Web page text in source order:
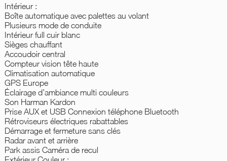
Intérieur :
Boîte automatique avec palettes au volant
Plusieurs mode de conduite
Intérieur full cuir blanc
Sièges chauffant
Accoudoir central
Compteur vision tête haute
Climatisation automatique
GPS Europe
Éclairage d’ambiance multi couleurs
Son Harman Kardon
Prise AUX et USB Connexion téléphone Bluetooth
Rétroviseurs électriques rabattables
Démarrage et fermeture sans clés
Radar avant et arrière
Park assis Caméra de recul